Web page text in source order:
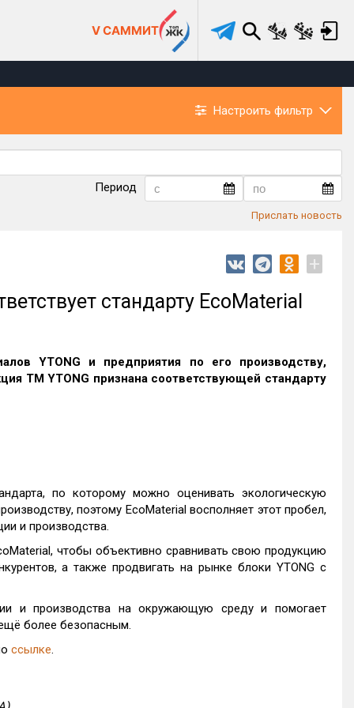
V САММИТ
Настроить фильтр
Период
Прислать новость
+
стандарту EcoMaterial
YTONG и предприятия по его производству,
ТМ YTONG признана соответствующей стандарту
по которому можно оценивать экологическую
поэтому EcoMaterial восполняет этот пробел,
и производства.
чтобы объективно сравнивать свою продукцию
а также продвигать на рынке блоки YTONG с
и производства на окружающую среду и помогает
более безопасным.
ссылке.